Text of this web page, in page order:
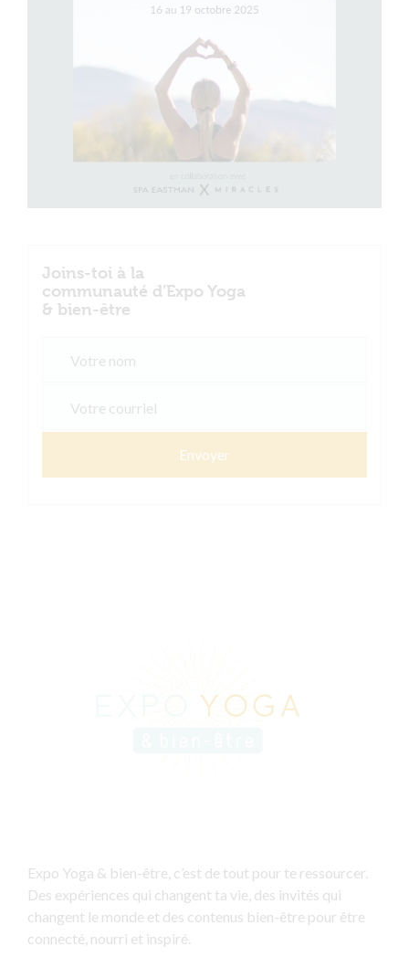
Joins-toi à la
communauté d’Expo Yoga
& bien-être
Envoyer
Expo Yoga & bien-être, c’est de tout pour te ressourcer.
Des expériences qui changent ta vie, des invités qui
changent le monde et des contenus bien-être pour être
connecté, nourri et inspiré.